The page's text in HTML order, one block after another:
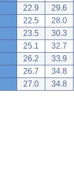
22.9
29.6
22.5
28.0
23.5
30.3
25.1
32.7
26.2
33.9
26.7
34.8
27.0 34.8